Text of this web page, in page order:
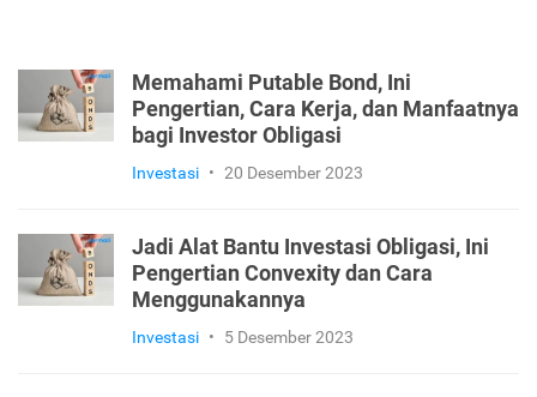
Memahami Putable Bond, Ini
Pengertian, Cara Kerja, dan Manfaatnya
bagi Investor Obligasi
Investasi • 20 Desember 2023
Jadi Alat Bantu Investasi Obligasi, Ini
Pengertian Convexity dan Cara
Menggunakannya
Investasi • 5 Desember 2023